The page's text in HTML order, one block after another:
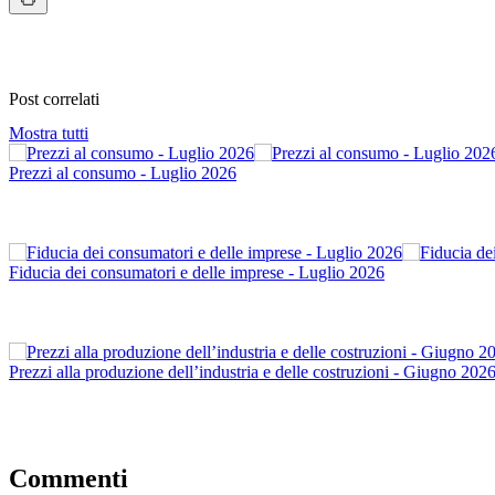
Post correlati
Mostra tutti
Prezzi al consumo - Luglio 2026
Fiducia dei consumatori e delle imprese - Luglio 2026
Prezzi alla produzione dell’industria e delle costruzioni - Giugno
Commenti